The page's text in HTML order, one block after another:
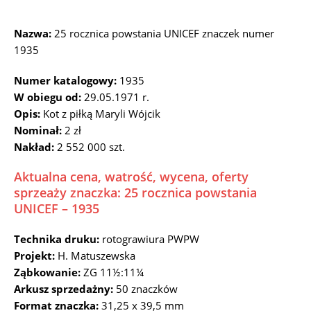
Nazwa: 25 rocznica powstania UNICEF znaczek numer
1935
Numer katalogowy: 1935
W obiegu od: 29.05.1971 r.
Opis: Kot z piłką Maryli Wójcik
Nominał: 2 zł
Nakład: 2 552 000 szt.
Aktualna cena, watrość, wycena, oferty
sprzeaży znaczka: 25 rocznica powstania
UNICEF – 1935
Technika druku: rotograwiura PWPW
Projekt: H. Matuszewska
Ząbkowanie: ZG 11½:11¼
Arkusz sprzedażny: 50 znaczków
Format znaczka: 31,25 x 39,5 mm